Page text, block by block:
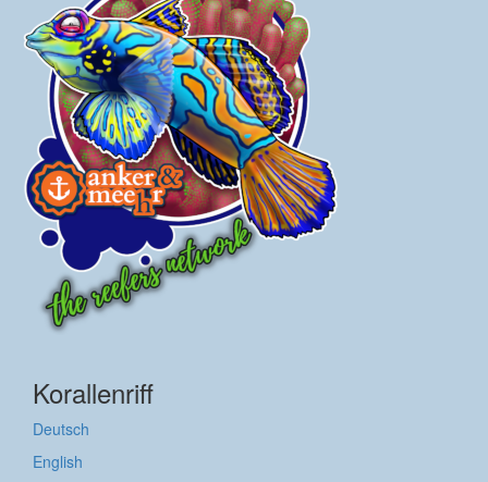
Korallenriff
Deutsch
English